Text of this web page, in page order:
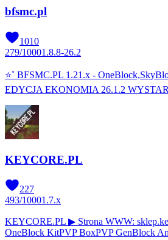
bfsmc.pl
1010
279/10001.8.8-26.2
⭐˚ BFSMC.PL 1.21.x -
EDYCJA EKONOMIA 26.1.2
KEYCORE.PL
227
493/10001.7.x
KEYCORE.PL ▶ Strona WWW:
OneBlock KitPVP BoxPVP GenBlock